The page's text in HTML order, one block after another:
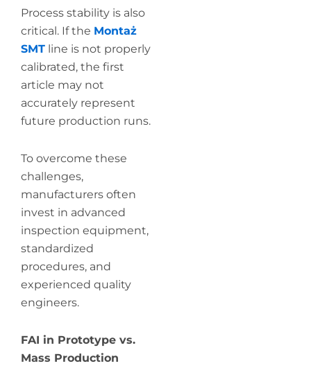
Process stability is also
critical. If the Montaż
SMT line is not properly
calibrated, the first
article may not
accurately represent
future production runs.
To overcome these
challenges,
manufacturers often
invest in advanced
inspection equipment,
standardized
procedures, and
experienced quality
engineers.
FAI in Prototype vs.
Mass Production